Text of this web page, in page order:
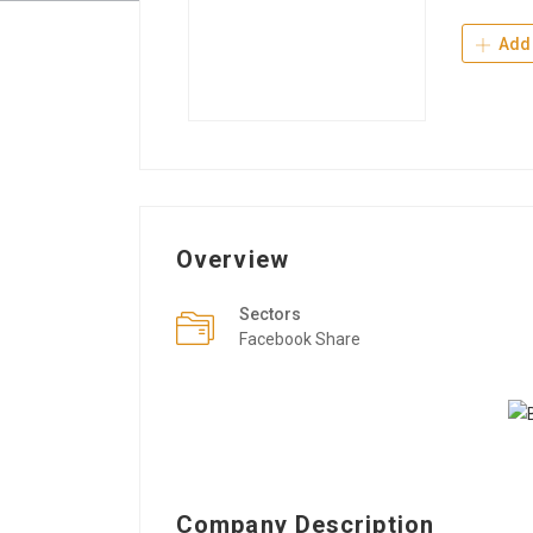
Add
Overview
Sectors
Facebook Share
Company Description